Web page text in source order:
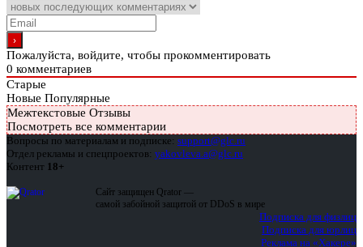
Пожалуйста, войдите, чтобы прокомментировать
0 комментариев
Старые
Новые Популярные
Межтекстовые Отзывы
Посмотреть все комментарии
Вопросы по материалам и подписке: support@glc.ru
Отдел рекламы и спецпроектов: yakovleva.a@glc.ru
Контент 18+
Сайт защищен Qrator —
самой забойной защитой от DDoS в мире
Подписка для физлиц
Подписка для юрлиц
Реклама на «Хакере»